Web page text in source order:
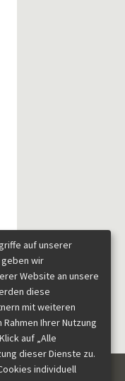
auf unserer
wir
Website an unsere
diese
mit weiteren
Ihrer Nutzung
auf „Alle
dieser Dienste zu.
individuell